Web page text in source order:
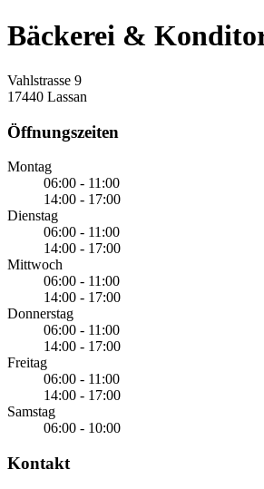
Bäckerei &
Vahlstrasse 9
17440 Lassan
Öffnungszeiten
Montag
06:00 - 11:00
14:00 - 17:00
Dienstag
06:00 - 11:00
14:00 - 17:00
Mittwoch
06:00 - 11:00
14:00 - 17:00
Donnerstag
06:00 - 11:00
14:00 - 17:00
Freitag
06:00 - 11:00
14:00 - 17:00
Samstag
06:00 - 10:00
Kontakt